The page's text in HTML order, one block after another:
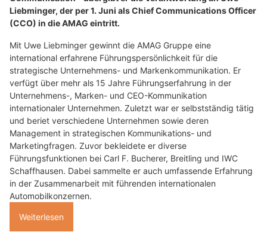
Liebminger, der per 1. Juni als Chief Communications Officer
(CCO) in die AMAG eintritt.
Mit Uwe Liebminger gewinnt die AMAG Gruppe eine
international erfahrene Führungspersönlichkeit für die
strategische Unternehmens- und Markenkommunikation. Er
verfügt über mehr als 15 Jahre Führungserfahrung in der
Unternehmens-, Marken- und CEO-Kommunikation
internationaler Unternehmen. Zuletzt war er selbstständig tätig
und beriet verschiedene Unternehmen sowie deren
Management in strategischen Kommunikations- und
Marketingfragen. Zuvor bekleidete er diverse
Führungsfunktionen bei Carl F. Bucherer, Breitling und IWC
Schaffhausen. Dabei sammelte er auch umfassende Erfahrung
in der Zusammenarbeit mit führenden internationalen
Automobilkonzernen.
Weiterlesen